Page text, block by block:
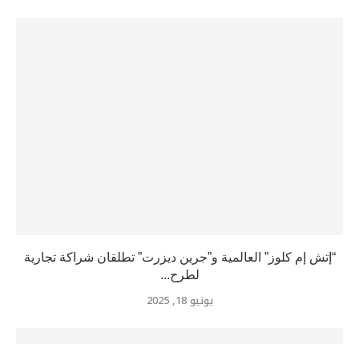
“إتش إم كلوز” العالمية و”جرين ديزرت” تطلقان شراكة تجارية
لطرح...
يونيو 18, 2025